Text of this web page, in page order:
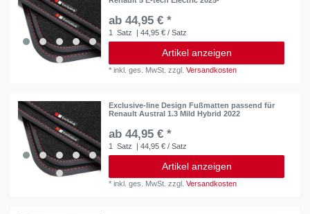
ab 44,95 € *
1 Satz | 44,95 € / Satz
Artikel anzeigen
*inkl. ges. MwSt. zzgl.Versandkosten
Exclusive-line Design Fußmatten passend für
Renault Austral 1.3 Mild Hybrid 2022
ab 44,95 € *
1 Satz | 44,95 € / Satz
Artikel anzeigen
*inkl. ges. MwSt. zzgl.Versandkosten